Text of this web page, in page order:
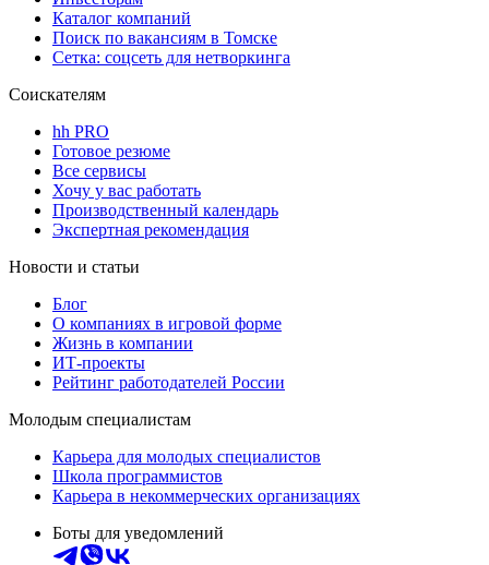
Каталог компаний
Поиск по вакансиям в Томске
Сетка: соцсеть для нетворкинга
Соискателям
hh PRO
Готовое резюме
Все сервисы
Хочу у вас работать
Производственный календарь
Экспертная рекомендация
Новости и статьи
Блог
О компаниях в игровой форме
Жизнь в компании
ИТ-проекты
Рейтинг работодателей России
Молодым специалистам
Карьера для молодых специалистов
Школа программистов
Карьера в некоммерческих организациях
Боты для уведомлений